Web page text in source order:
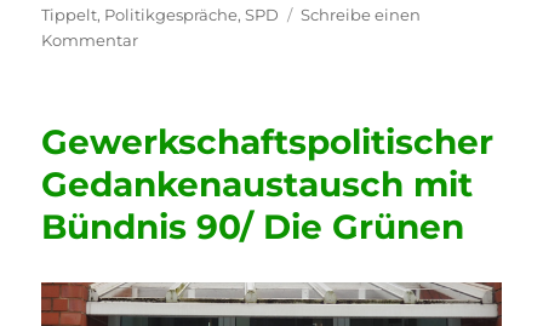
Tippelt, Politikgespräche,SPD
Schreibe einen
Kommentarzu
der
KG
Holzminden
mit
SPD
Gewerkschaftspolitischer
Gedankenaustausch mit
Bündnis 90/ Die Grünen